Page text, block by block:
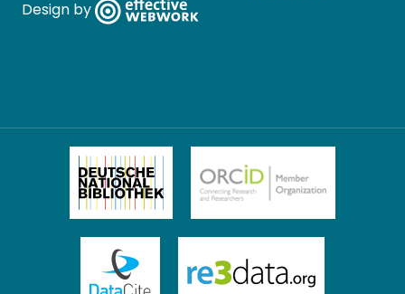
Design by